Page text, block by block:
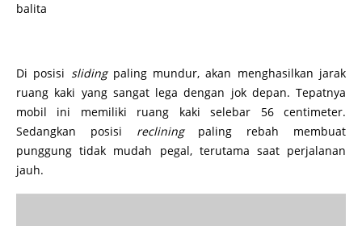
balita
Di posisi slidingpaling mundur, akan menghasilkan jarak
ruang kaki yang sangat lega dengan jok depan. Tepatnya
mobil ini memiliki ruang kaki selebar 56 centimeter.
Sedangkan posisi recliningpaling rebah membuat
punggung tidak mudah pegal, terutama saat perjalanan
jauh.